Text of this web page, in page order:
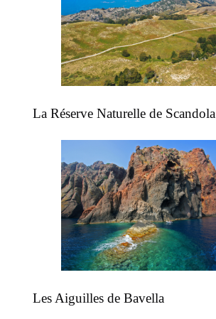
La Réserve Naturelle de Scandola
Les Aiguilles de Bavella